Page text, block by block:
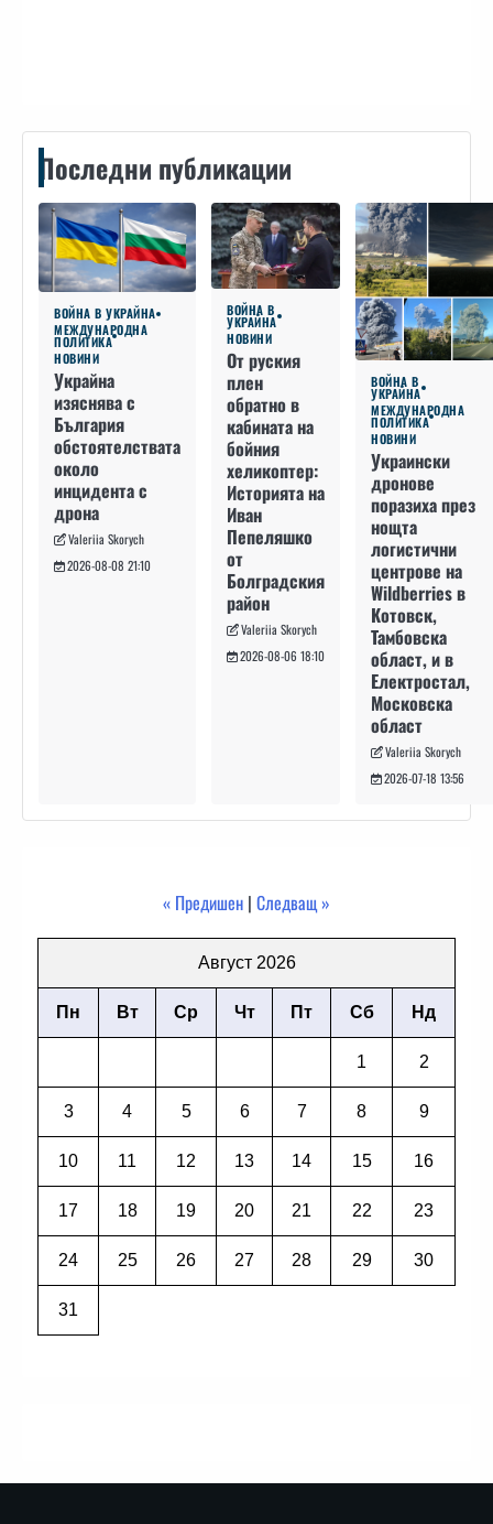
Последни публикации
ВОЙНА В УКРАЙНА
МЕЖДУНАРОДНА
ПОЛИТИКА
НОВИНИ
Украйна
изяснява с
България
обстоятелствата
около
инцидента с
дрона
Valeriia Skorych
2026-08-08 21:10
ВОЙНА В
УКРАЙНА
НОВИНИ
От руския
плен
обратно в
кабината на
бойния
хеликоптер:
Историята на
Иван
Пепеляшко
от
Болградския
район
Valeriia Skorych
2026-08-06 18:10
ВОЙНА В
УКРАЙНА
МЕЖДУНАРОДНА
ПОЛИТИКА
НОВИНИ
Украински
дронове
поразиха през
нощта
логистични
центрове на
Wildberries в
Котовск,
Тамбовска
област, и в
Електростал,
Московска
област
Valeriia Skorych
2026-07-18 13:56
« Предишен | Следващ »
Август 2026
Пн Вт Ср Чт Пт Сб Нд
1 2
3 4 5 6 7 8 9
10 11 12 13 14 15 16
17 18 19 20 21 22 23
24 25 26 27 28 29 30
31